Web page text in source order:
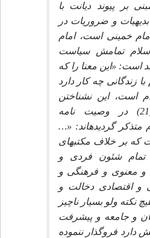
بر پيوند ديانت با
و ضروريات در
خمينى است، امام
اسلام تمامش سياست
معتقد است: «اين معنا را كه
زندگانى چه كار دارد
است، اين نشناختن
اسلام است…»(21) در وصيت نامه
متذكر گرديده‏اند: «…
كه بر خلاف مكتب‏هاى
تمام شئون فردى و
و معنوى و فرهنگى و
و اقتصادى دخالت و
نكته ولو بسيار ناچيز
و جامعه و پيشرفت
دارد فروگذار ننموده